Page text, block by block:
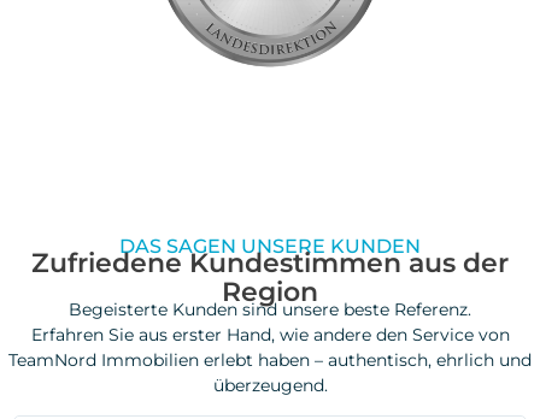
DAS SAGEN UNSERE KUNDEN
Zufriedene Kundestimmen aus der
Region
Begeisterte Kunden sind unsere beste Referenz.
Erfahren Sie aus erster Hand, wie andere den Service von
TeamNord Immobilien erlebt haben – authentisch, ehrlich und
überzeugend.